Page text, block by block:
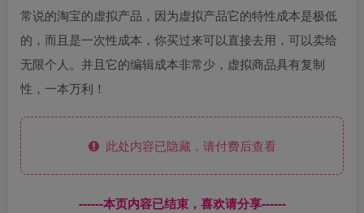
常说的淘宝的虚拟产品，因为虚拟产品它的特性成本是极低
的，而且是一次性成本，你买过来可以直接去用，可以卖给
无限个人。并且它的编辑成本非常少，虚拟商品具有复制
性，一本万利！
此处内容已隐藏，请付费后查看
------本页内容已结束，喜欢请分享------